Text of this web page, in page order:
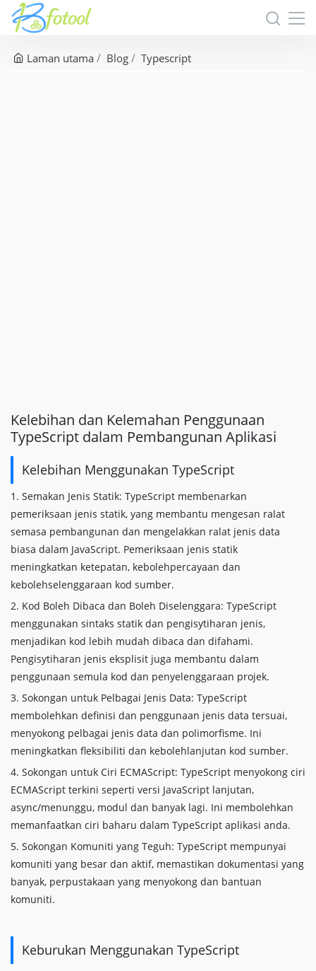
Laman utama Blog Typescript
Kelebihan dan Kelemahan Penggunaan
TypeScript dalam Pembangunan Aplikasi
Kelebihan Menggunakan TypeScript
1. Semakan Jenis Statik: TypeScript membenarkan
pemeriksaan jenis statik, yang membantu mengesan ralat
semasa pembangunan dan mengelakkan ralat jenis data
biasa dalam JavaScript. Pemeriksaan jenis statik
meningkatkan ketepatan, kebolehpercayaan dan
kebolehselenggaraan kod sumber.
2. Kod Boleh Dibaca dan Boleh Diselenggara: TypeScript
menggunakan sintaks statik dan pengisytiharan jenis,
menjadikan kod lebih mudah dibaca dan difahami.
Pengisytiharan jenis eksplisit juga membantu dalam
penggunaan semula kod dan penyelenggaraan projek.
3. Sokongan untuk Pelbagai Jenis Data: TypeScript
membolehkan definisi dan penggunaan jenis data tersuai,
menyokong pelbagai jenis data dan polimorfisme. Ini
meningkatkan fleksibiliti dan kebolehlanjutan kod sumber.
4. Sokongan untuk Ciri ECMAScript: TypeScript menyokong ciri
ECMAScript terkini seperti versi JavaScript lanjutan,
async/menunggu, modul dan banyak lagi. Ini membolehkan
memanfaatkan ciri baharu dalam TypeScript aplikasi anda.
5. Sokongan Komuniti yang Teguh: TypeScript mempunyai
komuniti yang besar dan aktif, memastikan dokumentasi yang
banyak, perpustakaan yang menyokong dan bantuan
komuniti.
Keburukan Menggunakan TypeScript